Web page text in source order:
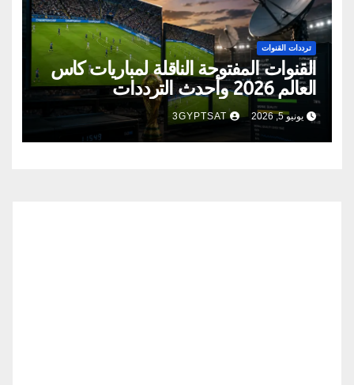
ترددات القنوات
القنوات المفتوحة الناقلة لمباريات كأس
العالم 2026 وأحدث الترددات
يونيو 5, 2026 3GYPTSAT